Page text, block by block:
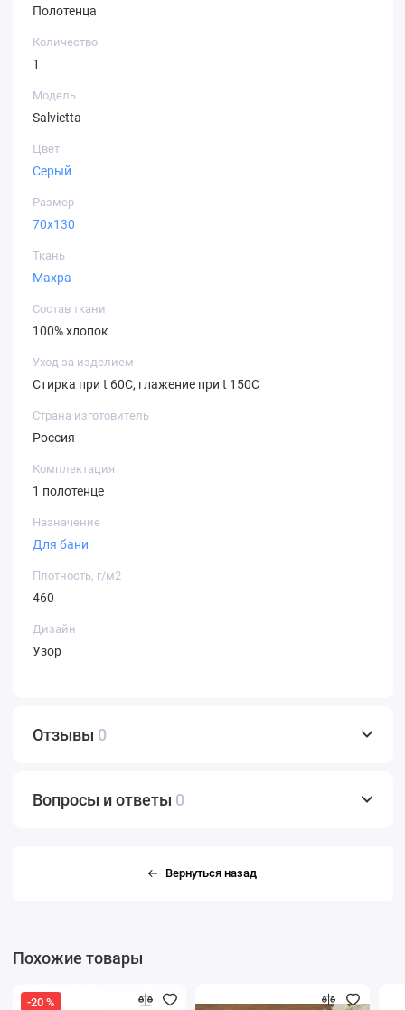
Полотенца
Количество
1
Модель
Salvietta
Цвет
Серый
Размер
70х130
Ткань
Махра
Состав ткани
100% хлопок
Уход за изделием
Стирка при t 60С, глажение при t 150C
Страна изготовитель
Россия
Комплектация
1 полотенце
Назначение
Для бани
Плотность, г/м2
460
Дизайн
Узор
Отзывы 0
Вопросы и ответы 0
Вернуться назад
Похожие товары
-20 %